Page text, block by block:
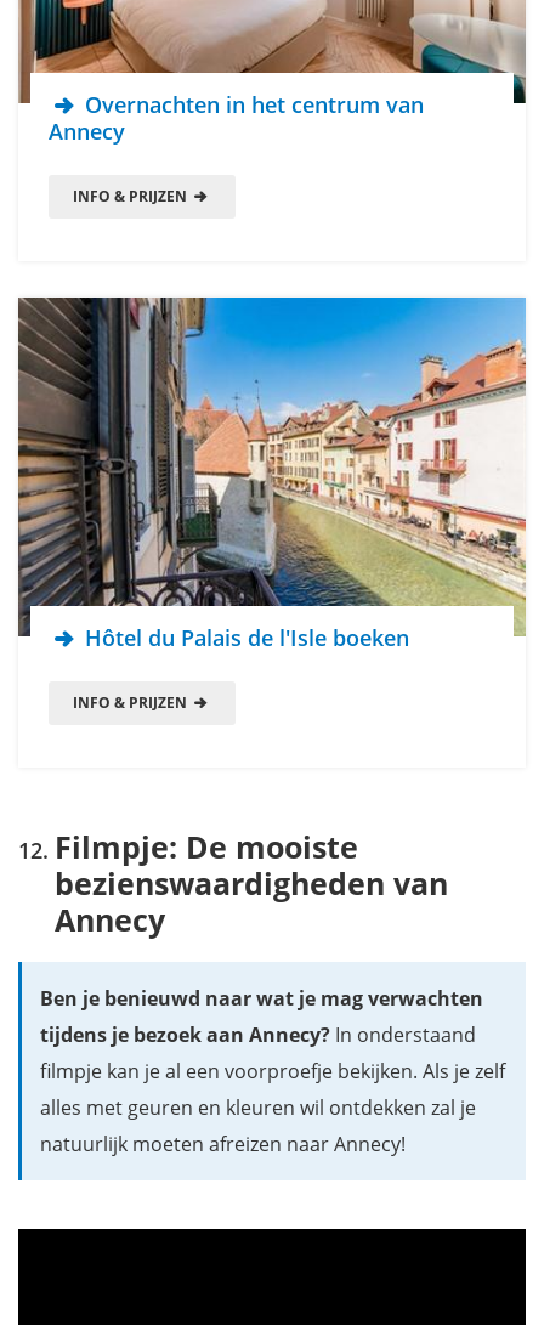
Overnachten in het centrum van
Annecy
INFO & PRIJZEN
Hôtel du Palais de l'Isle boeken
INFO & PRIJZEN
Filmpje: De mooiste
bezienswaardigheden van
Annecy
Ben je benieuwd naar wat je mag verwachten
tijdens je bezoek aan Annecy? In onderstaand
filmpje kan je al een voorproefje bekijken. Als je zelf
alles met geuren en kleuren wil ontdekken zal je
natuurlijk moeten afreizen naar Annecy!